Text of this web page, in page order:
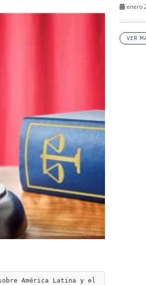
América Latina y el
enero
VER